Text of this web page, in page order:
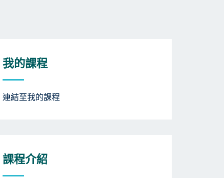
我的課程
連結至我的課程
課程介紹